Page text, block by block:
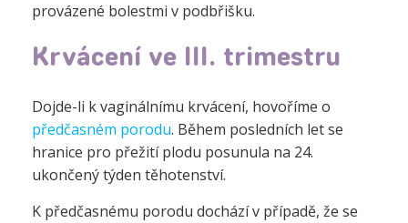
provázené bolestmi v podbřišku.
Krvácení ve III. trimestru
Dojde-li k vaginálnímu krvácení, hovoříme o
předčasném porodu. Během posledních let se
hranice pro přežití plodu posunula na 24.
ukončený týden těhotenství.
K předčasnému porodu dochází v případě, že se